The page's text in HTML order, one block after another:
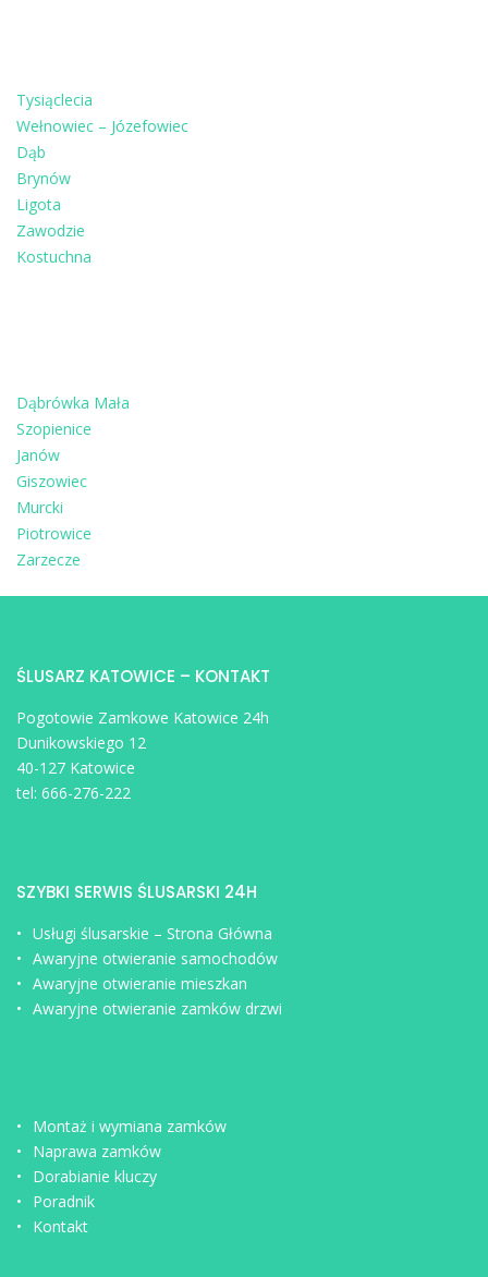
Tysiąclecia
Wełnowiec – Józefowiec
Dąb
Brynów
Ligota
Zawodzie
Kostuchna
Dąbrówka Mała
Szopienice
Janów
Giszowiec
Murcki
Piotrowice
Zarzecze
ŚLUSARZ KATOWICE – KONTAKT
Pogotowie Zamkowe Katowice 24h
Dunikowskiego 12
40-127 Katowice
tel: 666-276-222
SZYBKI SERWIS ŚLUSARSKI 24H
Usługi ślusarskie – Strona Główna
Awaryjne otwieranie samochodów
Awaryjne otwieranie mieszkan
Awaryjne otwieranie zamków drzwi
Montaż i wymiana zamków
Naprawa zamków
Dorabianie kluczy
Poradnik
Kontakt